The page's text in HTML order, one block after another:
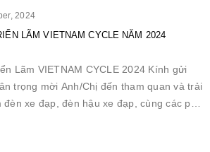
2024
LÃM VIETNAM CYCLE NĂM 2024
Lãm VIETNAM CYCLE 2024 Kính gửi
trọng mời Anh/Chị đến tham quan và trải
xe đạp, đèn hậu xe đạp, cùng các phụ
tôi tại triển lãm xe đạp năm 2024.